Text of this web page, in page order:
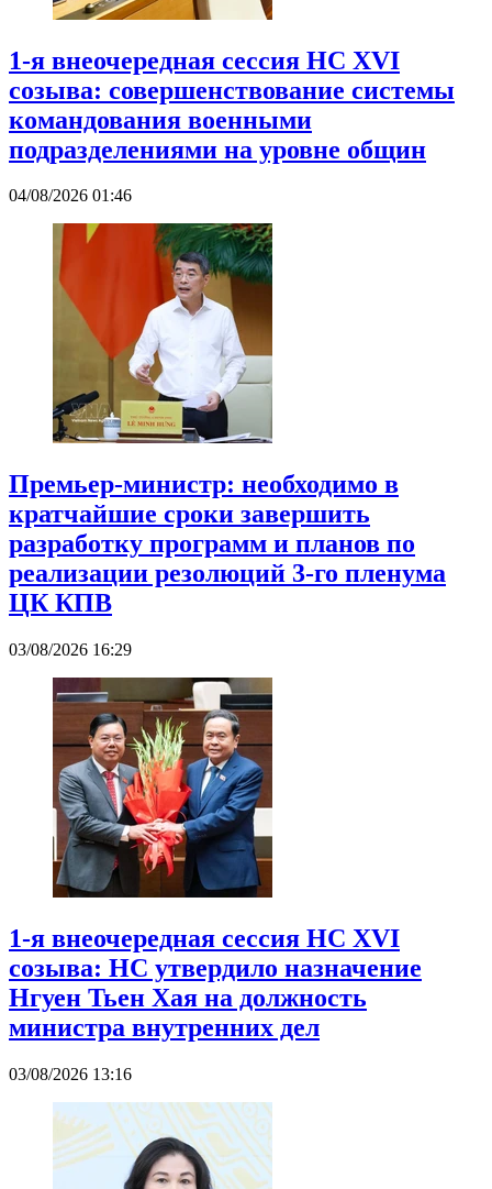
1-я внеочередная сессия НС XVI
созыва: совершенствование системы
командования военными
подразделениями на уровне общин
04/08/2026 01:46
Премьер-министр: необходимо в
кратчайшие сроки завершить
разработку программ и планов по
реализации резолюций 3-го пленума
ЦК КПВ
03/08/2026 16:29
1-я внеочередная сессия НС XVI
созыва: НС утвердило назначение
Нгуен Тьен Хая на должность
министра внутренних дел
03/08/2026 13:16